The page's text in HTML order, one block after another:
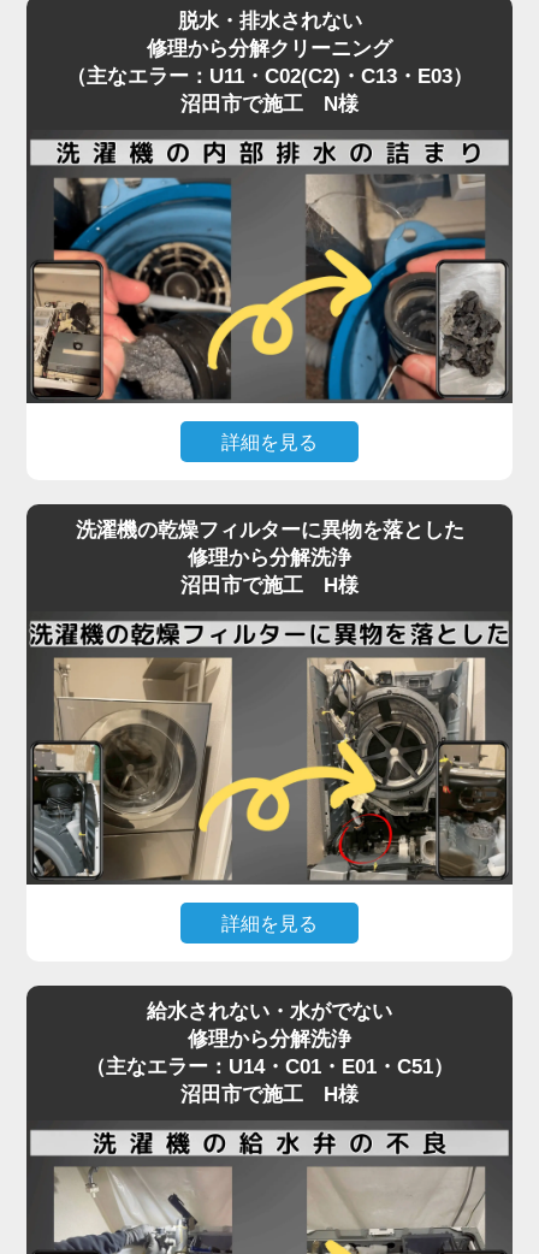
脱水・排水されない
修理から分解クリーニング
（主なエラー：U11・C02(C2)・C13・E03）
沼田市で施工 N様
詳細を見る
ったトラブルは、沼田市のお客様から最も多く寄せ
られるご相談の一つです。
実はこれ、機械の故障ではなく「洗濯機内部の排水
経路」にヘドロや繊維くずが詰まっていることが大
半なのをご存知でしょうか？
この詰まりは、市販のクリーナーや外部からの掃除
では届かない場所で発生しているため、解決には
「分解」が不可欠です。
「家電の達人」では、修理として内部を分解し、詰
まりの原因を物理的に除去。
その際、同時に洗濯槽裏側のカビ汚れまで一掃する
洗濯機分解クリーニングを実施します。
エラーの根本解決だけでなく、衛生面も劇的に改善
る方が非常に多い施工事例です。
洗濯機の乾燥フィルターに異物を落とした
修理から分解洗浄
沼田市で施工 H様
詳細を見る
てしまった！」というアクシデント。
沼田市でも頻繁にご依頼いただく案件です。
焦って棒などで取ろうとするとさらに奥へ入り込
がるため、絶対に放置は厳禁です。
この場合、安全に異物を取り出すためには本体の分
解作業が必須となります。
そこで私たちは、単なる救出作業だけでなく、同時
給水されない・水がでない
修理から分解洗浄
（主なエラー：U14・C01・E01・C51）
沼田市で施工 H様